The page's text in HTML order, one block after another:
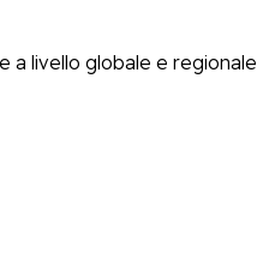
a livello globale e regionale